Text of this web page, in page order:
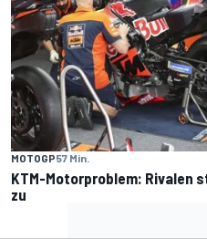
MOTOGP57 Min.
KTM-Motorproblem: Rivalen
zu